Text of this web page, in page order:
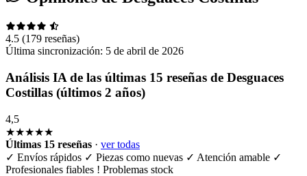
4.5 (179 reseñas)
Última sincronización: 5 de abril de 2026
Análisis IA de las últimas 15 reseñas de Desguaces
Costillas (últimos 2 años)
4,5
★★★★★
Últimas 15 reseñas · ver todas
✓ Envíos rápidos ✓ Piezas como nuevas ✓ Atención amable ✓
Profesionales fiables ! Problemas stock